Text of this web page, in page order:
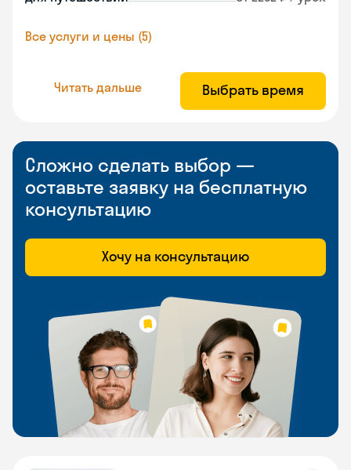
Все услуги и цены (5)
Читать дальше Выбрать время
Сложно сделать выбор —
оставьте заявку на бесплатную
консультацию
Хочу на консультацию